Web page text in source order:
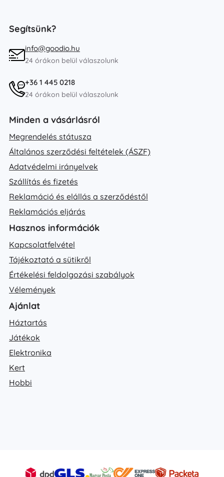
Segítsünk?
info@goodio.hu
24 órákon belül válaszolunk
+36 1 445 0218
24 órákon belül válaszolunk
Minden a vásárlásról
Megrendelés státusza
Általános szerződési feltételek (ÁSZF)
Adatvédelmi irányelvek
Szállítás és fizetés
Reklamáció és elállás a szerződéstől
Reklamációs eljárás
Hasznos információk
Kapcsolatfelvétel
Tájékoztató a sütikről
Értékelési feldolgozási szabályok
Vélemények
Ajánlat
Háztartás
Játékok
Elektronika
Kert
Hobbi